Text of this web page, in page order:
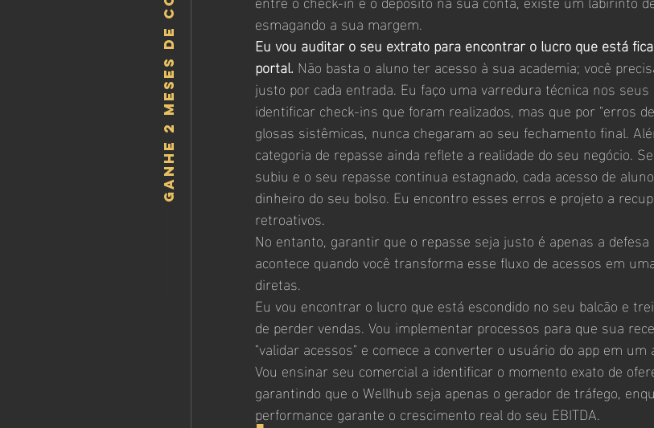
esmagando a sua margem.
Eu vou auditar o seu extrato para encontrar o lucro que está
portal. Não basta o aluno ter acesso à sua academia; você
justo por cada entrada. Eu faço uma varredura técnica nos
identificar check-ins que foram realizados, mas que por "erros
glosas sistêmicas, nunca chegaram ao seu fechamento final.
categoria de repasse ainda reflete a realidade do seu negócio.
subiu e o seu repasse continua estagnado, cada acesso de
dinheiro do seu bolso. Eu encontro esses erros e projeto a
retroativos.
No entanto, garantir que o repasse seja justo é apenas a
acontece quando você transforma esse fluxo de acessos em
diretas.
Eu vou encontrar o lucro que está escondido no seu balcão e
de perder vendas. Vou implementar processos para que sua
"validar acessos" e comece a converter o usuário do app em
Vou ensinar seu comercial a identificar o momento exato de
garantindo que o Wellhub seja apenas o gerador de tráfego,
performance garante o crescimento real do seu EBITDA.